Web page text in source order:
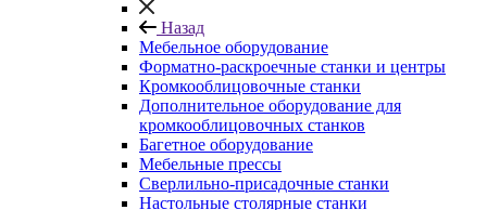
Назад
Мебельное оборудование
Форматно-раскроечные станки и центры
Кромкооблицовочные станки
Дополнительное оборудование для
кромкооблицовочных станков
Багетное оборудование
Мебельные прессы
Сверлильно-присадочные станки
Настольные столярные станки